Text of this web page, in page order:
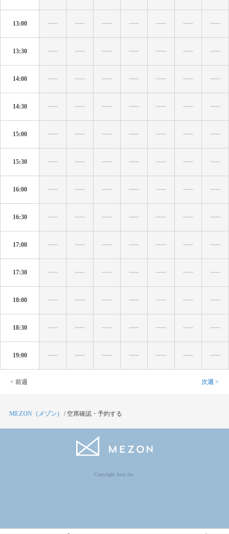
13:00
13:30
14:00
14:30
15:00
15:30
16:00
16:30
17:00
17:30
18:00
18:30
19:00
< 前週 次週 >
MEZON（メゾン） / 空席確認・予約する
Copyright Jocy inc.